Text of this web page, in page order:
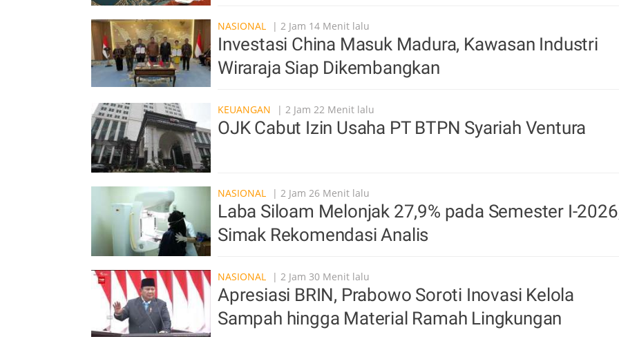
NASIONAL | 2 Jam 14 Menit lalu
Investasi China Masuk Madura, Kawasan Industri
Wiraraja Siap Dikembangkan
KEUANGAN | 2 Jam 22 Menit lalu
OJK Cabut Izin Usaha PT BTPN Syariah Ventura
NASIONAL | 2 Jam 26 Menit lalu
Laba Siloam Melonjak 27,9% pada Semester I-
Simak Rekomendasi Analis
NASIONAL | 2 Jam 30 Menit lalu
Apresiasi BRIN, Prabowo Soroti Inovasi Kelola
Sampah hingga Material Ramah Lingkungan